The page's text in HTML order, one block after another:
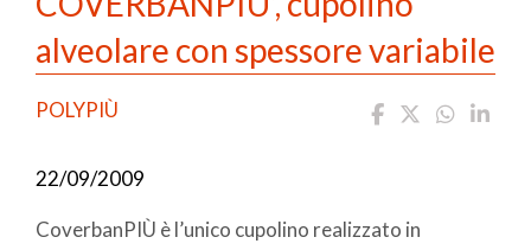
alveolare con spessore variabile
POLYPIÙ
22/09/2009
CoverbanPIÙ è l’unico cupolino realizzato in